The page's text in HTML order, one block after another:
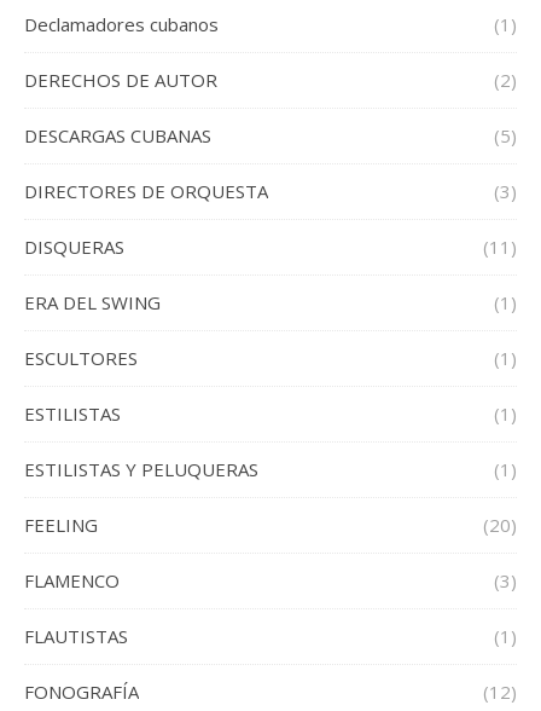
Declamadores cubanos (1)
DERECHOS DE AUTOR (2)
DESCARGAS CUBANAS (5)
DIRECTORES DE ORQUESTA (3)
DISQUERAS (11)
ERA DEL SWING (1)
ESCULTORES (1)
ESTILISTAS (1)
ESTILISTAS Y PELUQUERAS (1)
FEELING (20)
FLAMENCO (3)
FLAUTISTAS (1)
FONOGRAFÍA (12)